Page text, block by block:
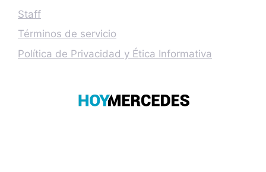
Staff
Términos de servicio
Política de Privacidad y Ética Informativa